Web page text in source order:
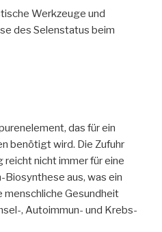
Werkzeuge und
des Selenstatus beim
das für ein
benötigt wird. Die Zufuhr
reicht nicht immer für eine
aus, was ein
menschliche Gesundheit
, Autoimmun- und Krebs-